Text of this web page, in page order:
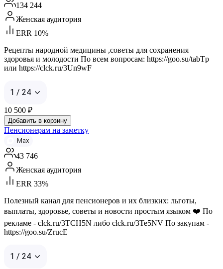
134 244
Женская аудитория
ERR 10%
Рецепты народной медицины ,советы для сохранения
здоровья и молодости По всем вопросам: https://goo.su/tabTp
или https://clck.ru/3Un9wF
1 / 24
10 500 ₽
Добавить в корзину
Пенсионерам на заметку
Max
43 746
Женская аудитория
ERR 33%
Полезный канал для пенсионеров и их близких: льготы,
выплаты, здоровье, советы и новости простым языком ❤️ По
рекламе - clck.ru/3TCH5N либо clck.ru/3Te5NV По закупам -
https://goo.su/ZrucE
1 / 24